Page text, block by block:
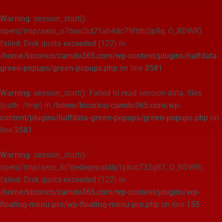
Warning: session_start():
open(/tmp/sess_o76on2ld21ah4dc79ftlhi2p9q, O_RDWR)
failed: Disk quota exceeded (122) in
/home/bicorico/camdo365.com/wp-content/plugins/halfdata-
green-popups/green-popups.php on line 3581
Warning: session_start(): Failed to read session data: files
(path: /tmp) in /home/bicorico/camdo365.com/wp-
content/plugins/halfdata-green-popups/green-popups.php on
line 3581
Warning: session_start():
open(/tmp/sess_6i7pedegepabllp1pkcc733g87, O_RDWR)
failed: Disk quota exceeded (122) in
/home/bicorico/camdo365.com/wp-content/plugins/wp-
floating-menu-pro/wp-floating-menu-pro.php on line 155